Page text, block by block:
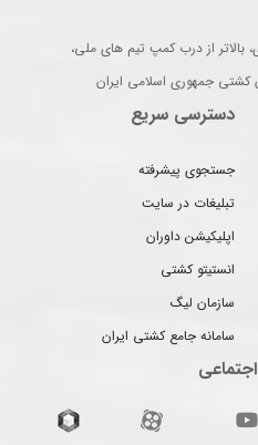
بالاتر از درب کمپ تیم های ملی،
کشتی جمهوری اسلامی ایران
دسترسی سریع
جستجوی پیشرفته
تبلیغات در سایت
اپلیکیشن داوران
انستیتو کشتی
سازمان لیگ
سامانه جامع کشتی ایران